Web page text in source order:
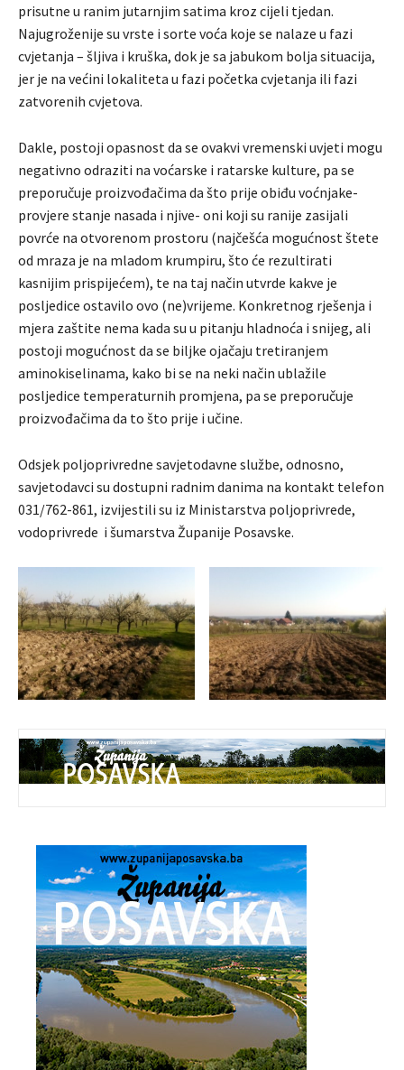
prisutne u ranim jutarnjim satima kroz cijeli tjedan.
Najugroženije su vrste i sorte voća koje se nalaze u fazi
cvjetanja – šljiva i kruška, dok je sa jabukom bolja situacija,
jer je na većini lokaliteta u fazi početka cvjetanja ili fazi
zatvorenih cvjetova.
Dakle, postoji opasnost da se ovakvi vremenski uvjeti mogu
negativno odraziti na voćarske i ratarske kulture, pa se
preporučuje proizvođačima da što prije obiđu voćnjake-
provjere stanje nasada i njive- oni koji su ranije zasijali
povrće na otvorenom prostoru (najčešća mogućnost štete
od mraza je na mladom krumpiru, što će rezultirati
kasnijim prispijećem), te na taj način utvrde kakve je
posljedice ostavilo ovo (ne)vrijeme. Konkretnog rješenja i
mjera zaštite nema kada su u pitanju hladnoća i snijeg, ali
postoji mogućnost da se biljke ojačaju tretiranjem
aminokiselinama, kako bi se na neki način ublažile
posljedice temperaturnih promjena, pa se preporučuje
proizvođačima da to što prije i učine.
Odsjek poljoprivredne savjetodavne službe, odnosno,
savjetodavci su dostupni radnim danima na kontakt telefon
031/762-861, izvijestili su iz Ministarstva poljoprivrede,
vodoprivrede i šumarstva Županije Posavske.